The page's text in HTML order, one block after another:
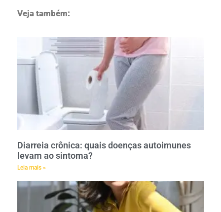
Veja também:
Diarreia crônica: quais doenças autoimunes
levam ao sintoma?
Leia mais »